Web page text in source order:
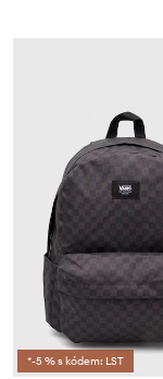
*-5 % s kódem: LST